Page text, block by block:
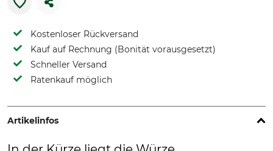
Kostenloser Rückversand
Kauf auf Rechnung (Bonität vorausgesetzt)
Schneller Versand
Ratenkauf möglich
Artikelinfos